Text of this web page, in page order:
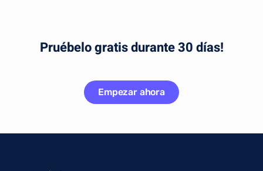
Pruébelo gratis durante 30 días!
Empezar ahora